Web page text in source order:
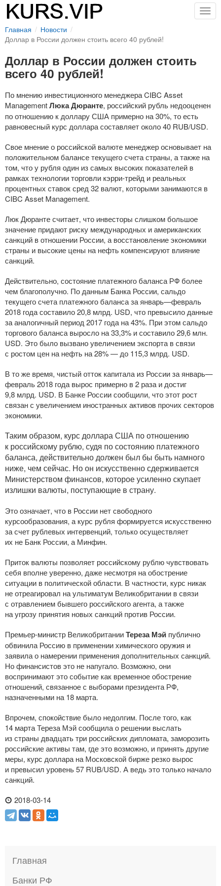
Главная
Новости
Доллар в России должен стоить всего 40 рублей!
Доллар в России должен стоить
всего 40 рублей!
По мнению инвестиционного менеджера CIBC Asset
ManagementЛюка Дюранте, российский рубль недооценен
по отношению к доллару США примерно на 30%, то есть
равновесный курс доллара составляет около 40 RUB/USD.
Свое мнение о российской валюте менеджер основывает на
положительном балансе текущего счета страны, а также на
том, что у рубля один из самых высоких показателей в
рамках технологии торговли кэрри-трейд и реальных
процентных ставок сред 32 валют, которыми занимаются в
CIBC Asset Management.
Люк Дюранте считает, что инвесторы слишком большое
значение придают риску международных и американских
санкций в отношении России, а восстановление экономики
страны и высокие цены на нефть компенсируют влияние
санкций.
Действительно, состояние платежного баланса РФ более
чем благополучно. По данным Банка России, сальдо
текущего счета платежного баланса за январь—февраль
2018 года составило 20,8 млрд. USD, что превысило данные
за аналогичный период 2017 года на 43%. При этом сальдо
торгового баланса выросло на 33,3% и составило 29,6 млн.
USD. Это было вызвано увеличением экспорта в связи
с ростом цен на нефть на 28% — до 115,3 млрд. USD.
В то же время, чистый отток капитала из России за январь—
февраль 2018 года вырос примерно в 2 раза и достиг
9,8 млрд. USD. В Банке России сообщили, что этот рост
связан с увеличением иностранных активов прочих секторов
экономики.
Таким образом, курс доллара США по отношению
к российскому рублю, судя по состоянию платежного
баланса, действительно должен был бы быть намного
ниже, чем сейчас. Но он искусственно сдерживается
Министерством финансов, которое усиленно скупает
излишки валюты, поступающие в страну.
Это означает, что в России нет свободного
курсообразования, а курс рубля формируется искусственно
за счет рублевых интервенций, только осуществляет
их не Банк России, а Минфин.
Приток валюты позволяет российскому рублю чувствовать
себя вполне уверенно, даже несмотря на обострение
ситуации в политической области. В частности, курс никак
не отреагировал на ультиматум Великобритании в связи
с отравлением бывшего российского агента, а также
на угрозу принятия новых санкций против России.
Премьер-министр ВеликобританииТереза Мэй публично
обвинила Россию в применении химического оружия и
заявила о намерении применения дополнительных санкций.
Но финансистов это не напугало. Возможно, они
воспринимают это событие как временное обострение
отношений, связанное с выборами президента РФ,
назначенными на 18 марта.
Впрочем, спокойствие было недолгим. После того, как
14 марта Тереза Мэй сообщила о решении выслать
из страны двадцать три российских дипломата, заморозить
российские активы там, где это возможно, и принять другие
меры, курс доллара на Московской бирже резко вырос
и превысил уровень 57 RUB/USD. А ведь это только начало
санкций.
2018-03-14
Главная
Банки РФ